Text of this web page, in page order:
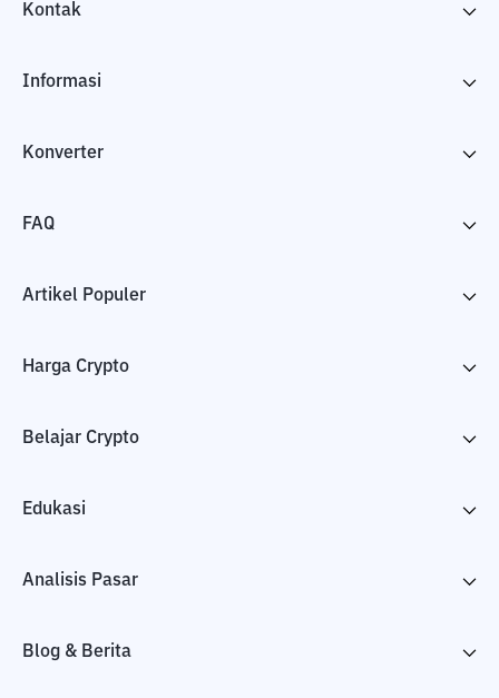
Kontak
Informasi
Konverter
FAQ
Artikel Populer
Harga Crypto
Belajar Crypto
Edukasi
Analisis Pasar
Blog & Berita